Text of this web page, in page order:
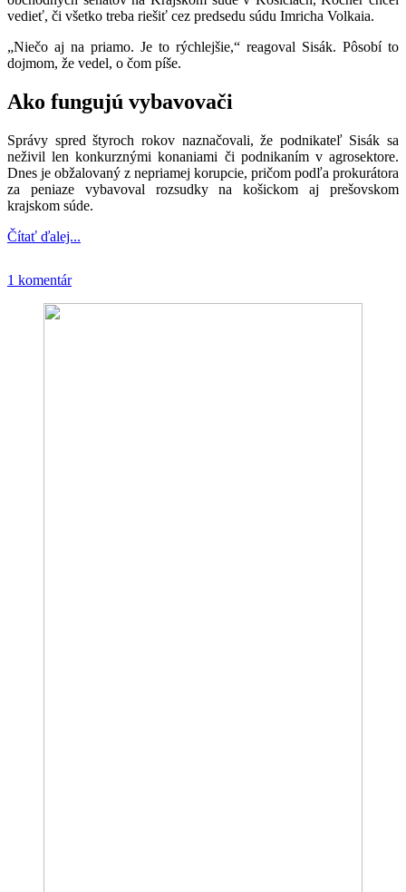
vedieť, či všetko treba riešiť cez predsedu súdu Imricha Volkaia.
„Niečo aj na priamo. Je to rýchlejšie,“ reagoval Sisák. Pôsobí to
dojmom, že vedel, o čom píše.
Ako fungujú vybavovači
Správy spred štyroch rokov naznačovali, že podnikateľ Sisák sa
neživil len konkurznými konaniami či podnikaním v agrosektore.
Dnes je obžalovaný z nepriamej korupcie, pričom podľa prokurátora
za peniaze vybavoval rozsudky na košickom aj prešovskom
krajskom súde.
Čítať ďalej...
1 komentár